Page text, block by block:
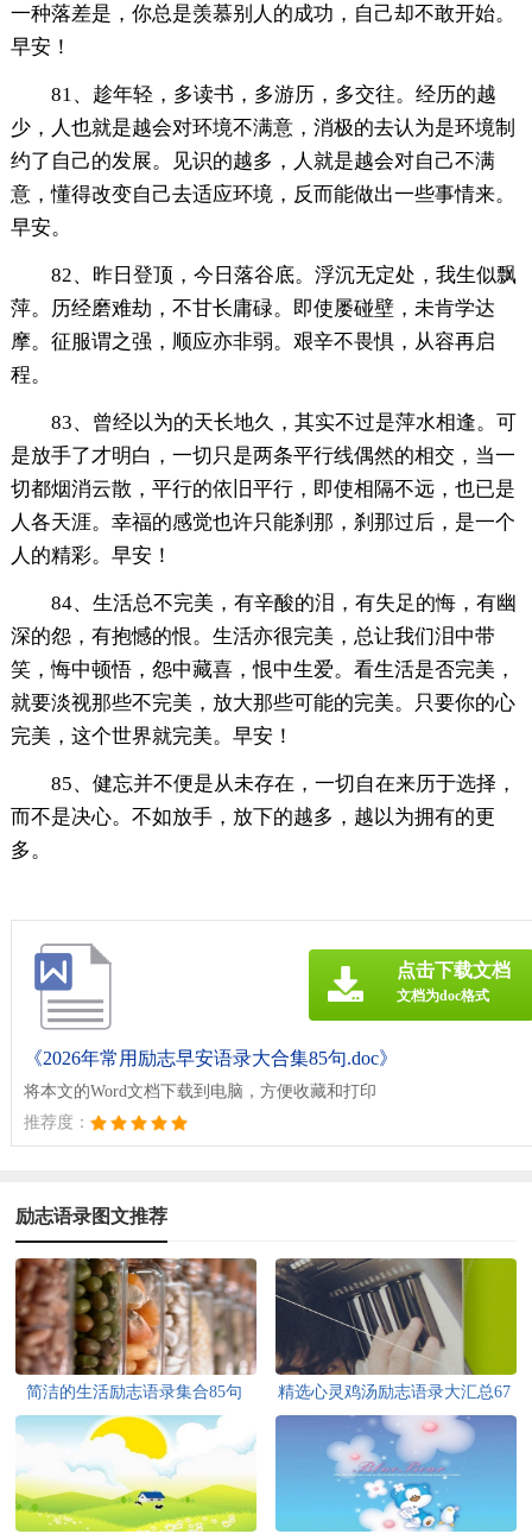
一种落差是，你总是羡慕别人的成功，自己却不敢开始。
早安！
81、趁年轻，多读书，多游历，多交往。经历的越
少，人也就是越会对环境不满意，消极的去认为是环境制
约了自己的发展。见识的越多，人就是越会对自己不满
意，懂得改变自己去适应环境，反而能做出一些事情来。
早安。
82、昨日登顶，今日落谷底。浮沉无定处，我生似飘
萍。历经磨难劫，不甘长庸碌。即使屡碰壁，未肯学达
摩。征服谓之强，顺应亦非弱。艰辛不畏惧，从容再启
程。
83、曾经以为的天长地久，其实不过是萍水相逢。可
是放手了才明白，一切只是两条平行线偶然的相交，当一
切都烟消云散，平行的依旧平行，即使相隔不远，也已是
人各天涯。幸福的感觉也许只能刹那，刹那过后，是一个
人的精彩。早安！
84、生活总不完美，有辛酸的泪，有失足的悔，有幽
深的怨，有抱憾的恨。生活亦很完美，总让我们泪中带
笑，悔中顿悟，怨中藏喜，恨中生爱。看生活是否完美，
就要淡视那些不完美，放大那些可能的完美。只要你的心
完美，这个世界就完美。早安！
85、健忘并不便是从未存在，一切自在来历于选择，
而不是决心。不如放手，放下的越多，越以为拥有的更
多。
《2026年常用励志早安语录大合集85句.doc》
将本文的Word文档下载到电脑，方便收藏和打印
推荐度：
点击下载文档
文档为doc格式
励志语录图文推荐
简洁的生活励志语录集合85句
精选心灵鸡汤励志语录大汇总67
条